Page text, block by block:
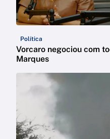
Política
Vorcaro negociou com
Marques